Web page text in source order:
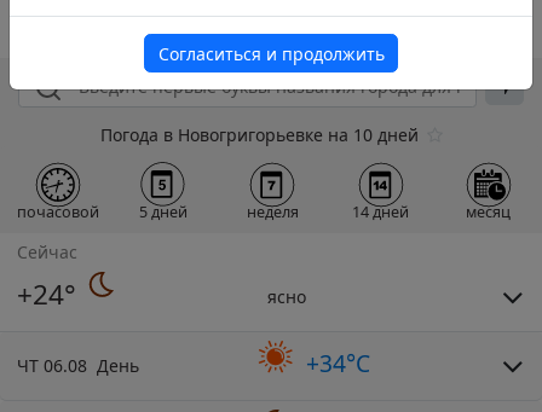
Погода в Новогригорьевке на 10 дней
почасовой 5 дней неделя 14 дней месяц
Сейчас
+24° ясно
ЧТ 06.08 День +34°C
Согласиться и продолжить